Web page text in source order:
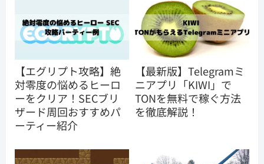
【エグリプト攻略】絶
対零度の悩めるヒーロ
ーをクリア！SECブリ
ザード周回おすすめパ
ーティー紹介
【最新版】Telegramミ
ニアプリ「KIWI」で
TONを無料で稼ぐ方法
を徹底解説！